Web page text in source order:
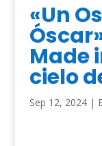
«Un
Made
cielo
Sep 12, 2024|